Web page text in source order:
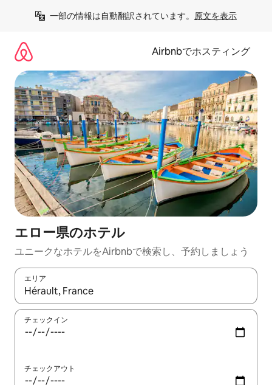
一部の情報は自動翻訳されています。 原文を表示
Airbnbでホスティング
エロー県のホ⁠テ⁠ル
ユニークなホ⁠テ⁠ル⁠をAirbnb⁠で検⁠索⁠し⁠、予⁠約し⁠ま⁠し⁠ょ⁠う
エリア
検索結果が表示されたら、上下の矢印キーを使って移動するか
チェックイン
チェックアウト